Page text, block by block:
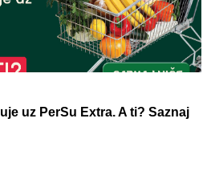
uz PerSu Extra. A ti? Saznaj